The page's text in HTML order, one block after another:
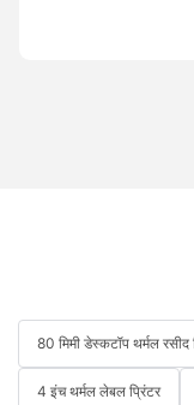
80 मिमी डेस्कटॉप थर्मल रसीद
4 इंच थर्मल लेबल प्रिंटर